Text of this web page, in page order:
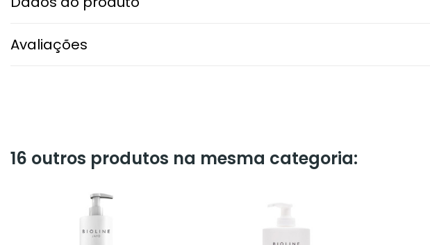
Avaliações
16 outros produtos na mesma categoria: